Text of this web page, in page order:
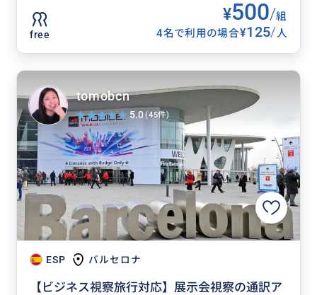
free
¥500/組
4名で利用の場合¥125/人
ESP バルセロナ
【ビジネス視察旅行対応】展示会視察の通訳ア
tomobcn
5.0(45件)